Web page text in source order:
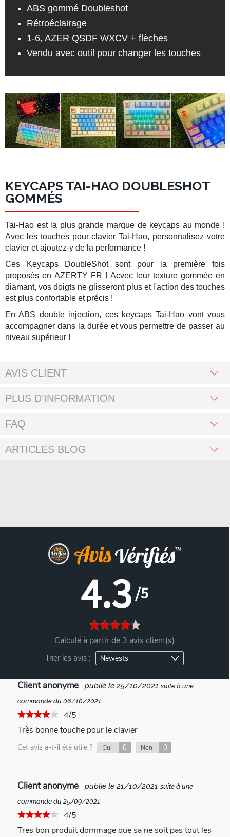
ABS gommé Doubleshot
Rétroéclairage
1-6, AZER QSDF WXCV + flèches
Vendu avec outil pour changer les touches
KEYCAPS TAI-HAO DOUBLESHOT
GOMMÉS
Tai-Hao est la plus grande marque de keycaps au monde !
Avec les touches pour clavier Tai-Hao, personnalisez votre
clavier et ajoutez-y de la performance !
Ces
Keycaps DoubleShotsont pour la première fois
proposés enAZERTY FR ! Acvec leur texture gommée en
diamant, vos doigts ne glisseront plus et l'action des touches
est plus confortable et précis !
En ABS double injection, ces keycaps Tai-Hao vont vous
accompagner dans la durée et vous permettre de passer au
niveau supérieur !
AVIS CLIENT
PLUS D’INFORMATION
FAQ
ARTICLES BLOG
4.3 /5
Calculé à partir de 3 avis client(s)
Trier les avis :
Client anonyme publié le 25/10/2021 suite à une
commande du 06/10/2021
4/5
Très bonne touche pour le clavier
Cet avis a-t-il été utile ? Oui 0 Non 0
Client anonyme publié le 21/10/2021 suite à une
commande du 25/09/2021
4/5
Tres bon produit dommage que sa ne soit pas tout les